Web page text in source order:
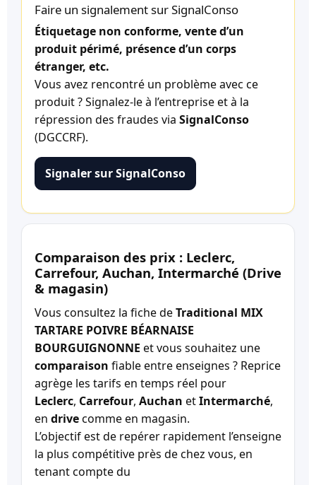
Faire un signalement sur SignalConso
Étiquetage non conforme, vente d’un
produit périmé, présence d’un corps
étranger, etc.
Vous avez rencontré un problème avec ce
produit ? Signalez-le à l’entreprise et à la
répression des fraudes via SignalConso
(DGCCRF).
Signaler sur SignalConso
Comparaison des prix : Leclerc,
Carrefour, Auchan, Intermarché (Drive
& magasin)
Vous consultez la fiche deTraditional MIX
TARTARE POIVRE BÉARNAISE
BOURGUIGNONNE et vous souhaitez une
comparaison fiable entre enseignes ? Reprice
agrège les tarifs en temps réel pour
Leclerc, Carrefour, Auchan etIntermarché,
en drivecomme en magasin.
L’objectif est de repérer rapidement l’enseigne
la plus compétitive près de chez vous, en
tenant compte du